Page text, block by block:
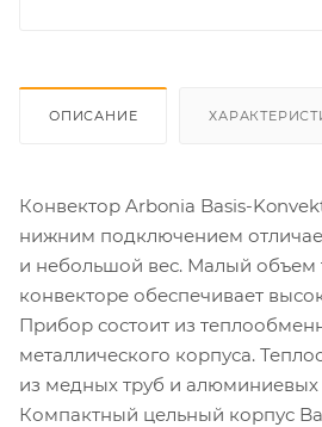
ОПИСАНИЕ
Конвектор Arbonia Basis-
нижним подключением
и небольшой вес. Малый объем
конвекторе обеспечивает
Прибор состоит из
металлического корпуса.
из медных труб и алюминиевых
Компактный цельный корпус